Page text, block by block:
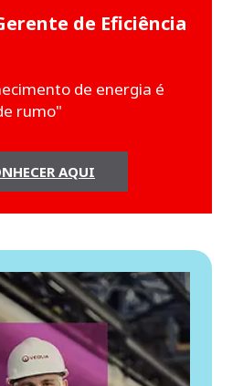
de Eficiência
de energia é
rumo"
AQUI